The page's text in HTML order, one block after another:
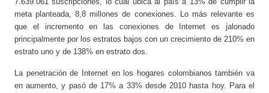
meta planteada, 8,8 millones de conexiones. Lo más relevante es
que el incremento en las conexiones de Internet es jalonado
principalmente por los estratos bajos con un crecimiento de 210% en
estrato uno y de 138% en estrato dos.
La penetración de Internet en los hogares colombianos también va
en aumento, y pasó de 17% a 33% desde 2010 hasta hoy. Para el